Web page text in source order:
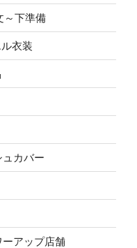
～下準備
衣装
カバー
アップ店舗